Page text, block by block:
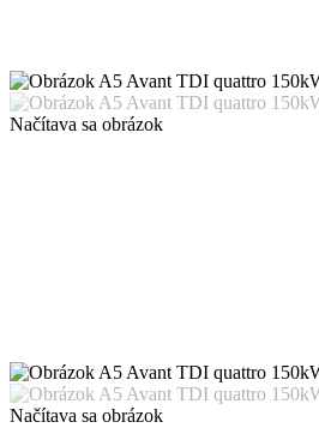
Načítava sa obrázok
Načítava sa obrázok